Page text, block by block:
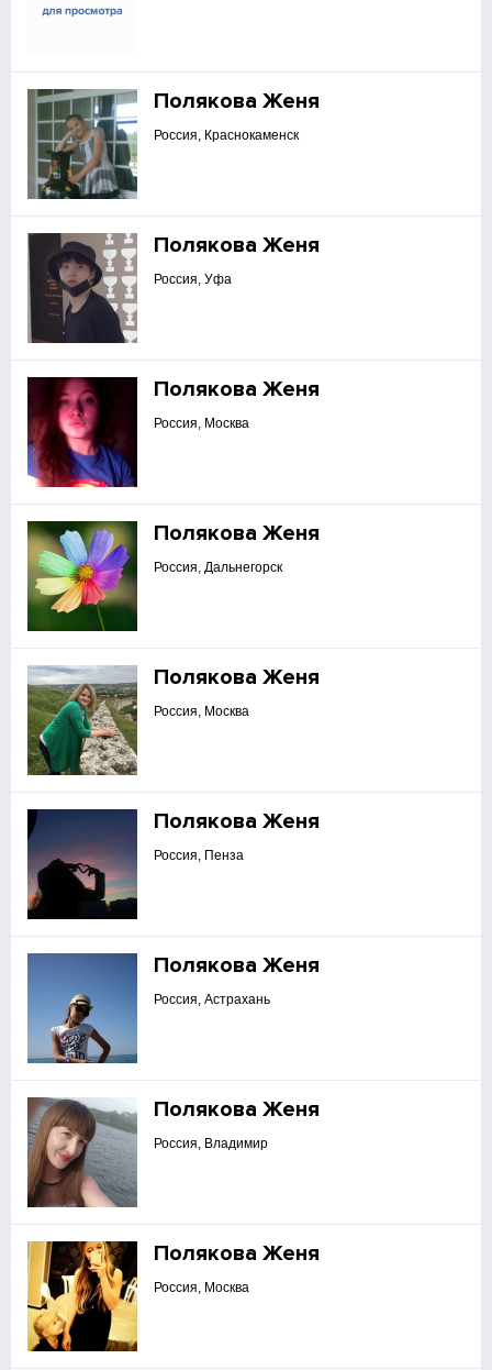
Полякова Женя
Россия, Краснокаменск
Полякова Женя
Россия, Уфа
Полякова Женя
Россия, Москва
Полякова Женя
Россия, Дальнегорск
Полякова Женя
Россия, Москва
Полякова Женя
Россия, Пенза
Полякова Женя
Россия, Астрахань
Полякова Женя
Россия, Владимир
Полякова Женя
Россия, Москва